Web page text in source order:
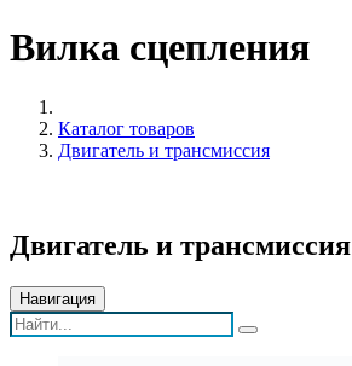
Вилка сцепления
Каталог товаров
Двигатель и трансмиссия
Двигатель и трансмиссия
Навигация